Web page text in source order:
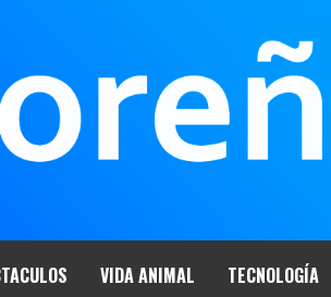
VIDA ANIMAL TECNOLOGÍA